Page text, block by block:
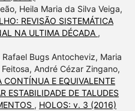
Heila Maria da Silva Veiga,
REVISÃO SISTEMÁTICA
NA ULTIMA DÉCADA ,
Bugs Antocheviz, Maria
André Cézar Zingano,
CONTÍNUA E EQUIVALENTE
ESTABILIDADE DE TALUDES
, HOLOS: v. 3 (2016)